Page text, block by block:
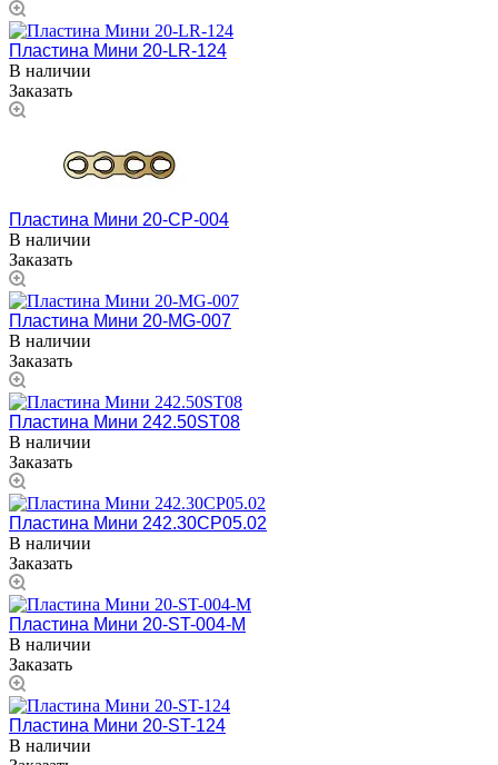
Пластина Мини 20-LR-124
В наличии
Заказать
Пластина Мини 20-CP-004
В наличии
Заказать
Пластина Мини 20-MG-007
В наличии
Заказать
Пластина Мини 242.50ST08
В наличии
Заказать
Пластина Мини 242.30CP05.02
В наличии
Заказать
Пластина Мини 20-ST-004-M
В наличии
Заказать
Пластина Мини 20-ST-124
В наличии